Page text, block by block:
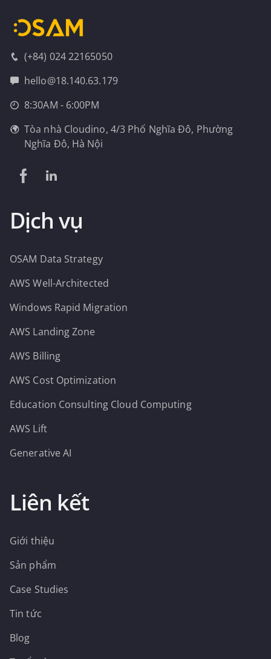
(+84) 024 22165050
hello@18.140.63.179
8:30AM - 6:00PM
Tòa nhà Cloudino, 4/3 Phố Nghĩa Đô, Phường
Nghĩa Đô, Hà Nội
Dịch vụ
OSAM Data Strategy
AWS Well-Architected
Windows Rapid Migration
AWS Landing Zone
AWS Billing
AWS Cost Optimization
Education Consulting Cloud Computing
AWS Lift
Generative AI
Liên kết
Giới thiệu
Sản phẩm
Case Studies
Tin tức
Blog